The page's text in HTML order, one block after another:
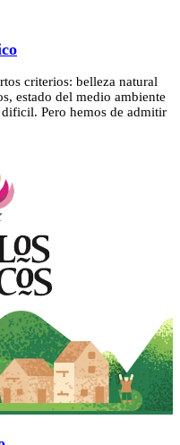
criterios: belleza natural
estado del medio ambiente
Pero hemos de admitir